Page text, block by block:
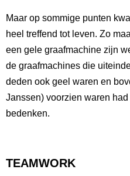
Maar op sommige punten
heel treffend tot leven. Zo
een gele graafmachine zijn
de graafmachines die
deden ook geel waren en
Janssen) voorzien waren
bedenken.
TEAMWORK